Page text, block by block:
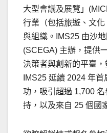
大型會議及展覽」
行業（包括旅遊、文
與組織。IMS25 由沙
(SCEGA) 主辦，提供
決策者與創新的平臺
IMS25 延續 2024 年
功，吸引超過 1,700
持，以及來自 25 個國